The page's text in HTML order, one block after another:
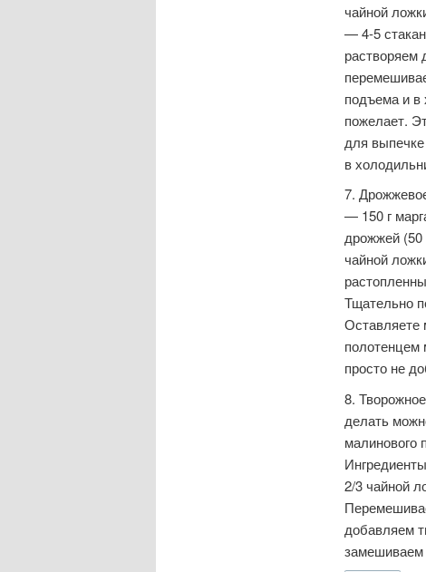
чайной
— 4-5
растворяем
подъема и в
пожелает.
для
в
7.
— 150 г
дрожжей
чайной
Тщательно
Оставляете
полотенцем
просто не
8.
делать
малинового
2/3 чайной
добавляем
замешиваем